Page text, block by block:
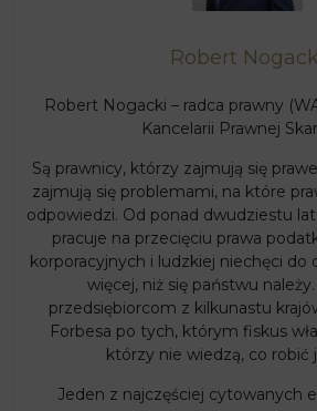
Robert
Robert Nogacki – radca prawny
Kancelarii Prawnej
Są prawnicy, którzy zajmują się
zajmują się problemami, na które
odpowiedzi. Od ponad dwudziestu
pracuje na przecięciu prawa
korporacyjnych i ludzkiej niechęci do
więcej, niż się państwu
przedsiębiorcom z kilkunastu
Forbesa po tych, którym fiskus
którzy nie wiedzą, co robić
Jeden z najczęściej cytowanych